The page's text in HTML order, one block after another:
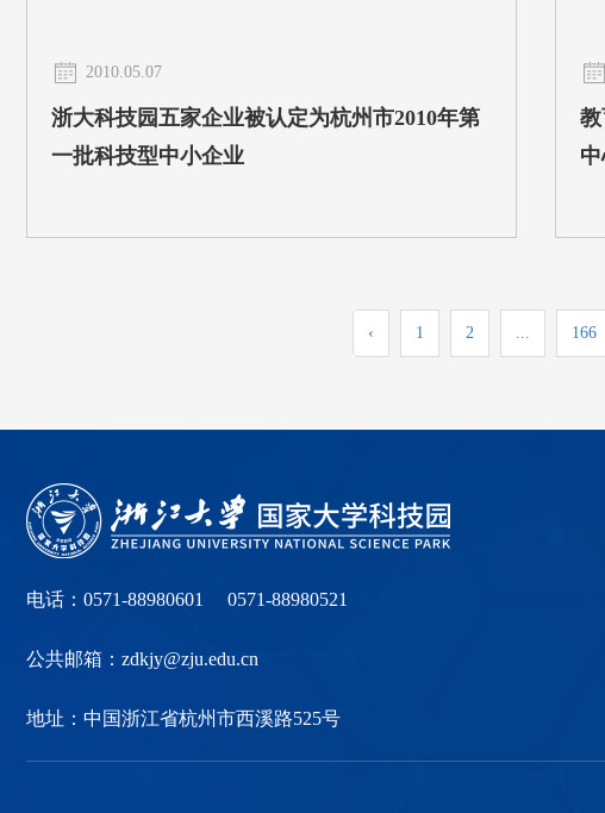
2010.05.07
浙大科技园五家企业被认定为杭州市2010年第
一批科技型中小企业
‹ 1 2 166
电话：0571-88980601 0571-88980521
公共邮箱：zdkjy@zju.edu.cn
地址：中国浙江省杭州市西溪路525号